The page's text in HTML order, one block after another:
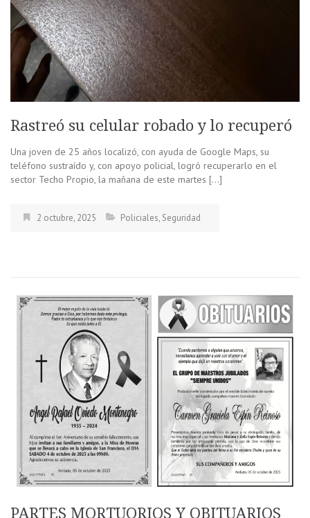
Rastreó su celular robado y lo recuperó
Una joven de 25 años localizó, con ayuda de Google Maps, su
teléfono sustraído y, con apoyo policial, logró recuperarlo en el
sector Techo Propio, la mañana de este martes […]
2 octubre, 2025 Policiales, Seguridad
PARTES MORTUORIOS Y OBITUARIOS